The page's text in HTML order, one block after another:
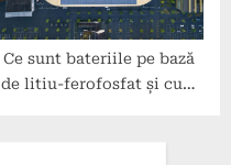
Ce sunt bateriile pe bază
de litiu-ferofosfat și cum